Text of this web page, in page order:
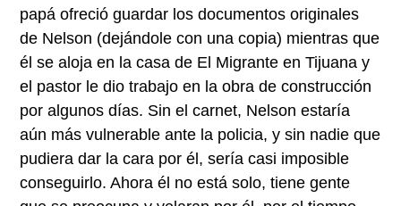
papá ofreció guardar los documentos originales
de Nelson (dejándole con una copia) mientras que
él se aloja en la casa de El Migrante en Tijuana y
el pastor le dio trabajo en la obra de construcción
por algunos días. Sin el carnet, Nelson estaría
aún más vulnerable ante la policia, y sin nadie que
pudiera dar la cara por él, sería casi imposible
conseguirlo. Ahora él no está solo, tiene gente